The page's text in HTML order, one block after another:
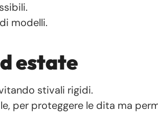
modelli.
estate
stivali rigidi.
per proteggere le dita ma